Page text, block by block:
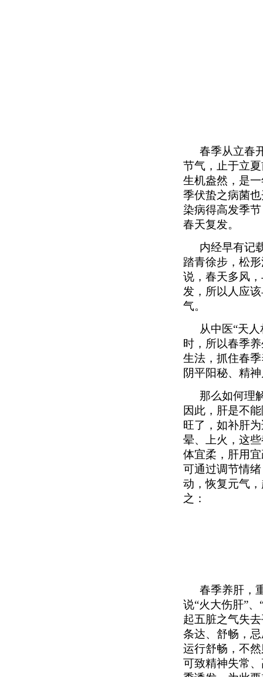
春季从立春
节气，止于立
生机盎然，是
季伏蛰之病菌
染病得高发季
春天复发。
内经早有记
踏青徐步，松
说，春天多风
发，所以人应
气。
从中医“天
时，所以春季
生法，抓住春
阴平阳秘、精
那么如何理
因此，肝是不
旺了，如补肝
晕、上火，这
体宜柔，肝用
可通过调节情
动，恢复元气
之：
春季养肝，
说“火大伤肝”
起五脏之气失
条达、舒畅，
运行舒畅，不
可致精神失常